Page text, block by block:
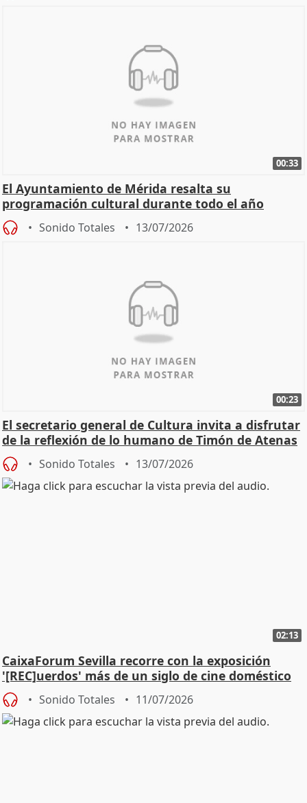
00:33
El Ayuntamiento de Mérida resalta su
programación cultural durante todo el año
Sonido Totales 13/07/2026
00:23
El secretario general de Cultura invita a disfrutar
de la reflexión de lo humano de Timón de Atenas
Sonido Totales 13/07/2026
02:13
CaixaForum Sevilla recorre con la exposición
'[REC]uerdos' más de un siglo de cine doméstico
Sonido Totales 11/07/2026